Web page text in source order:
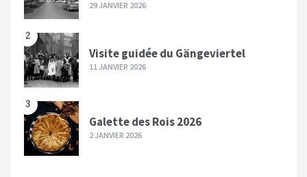
29 JANVIER 2026
2
Visite guidée du Gängeviertel
11 JANVIER 2026
3
Galette des Rois 2026
2 JANVIER 2026